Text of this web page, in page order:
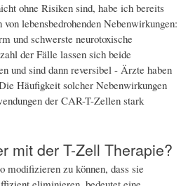
ohne Risiken sind, habe ich bereits
lebensbedrohenden Nebenwirkungen:
und schwerste neurotoxische
der Fälle lassen sich beide
und sind dann reversibel - Ärzte haben
Häufigkeit solcher Nebenwirkungen
der CAR-T-Zellen stark
mit der T-Zell Therapie?
modifizieren zu können, dass sie